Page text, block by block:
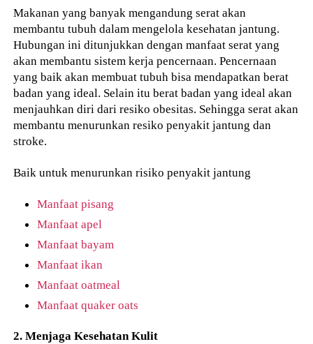
Makanan yang banyak mengandung serat akan
membantu tubuh dalam mengelola kesehatan jantung.
Hubungan ini ditunjukkan dengan manfaat serat yang
akan membantu sistem kerja pencernaan. Pencernaan
yang baik akan membuat tubuh bisa mendapatkan berat
badan yang ideal. Selain itu berat badan yang ideal akan
menjauhkan diri dari resiko obesitas. Sehingga serat akan
membantu menurunkan resiko penyakit jantung dan
stroke.
Baik untuk menurunkan risiko penyakit jantung
Manfaat pisang
Manfaat apel
Manfaat bayam
Manfaat ikan
Manfaat oatmeal
Manfaat quaker oats
2. Menjaga Kesehatan Kulit